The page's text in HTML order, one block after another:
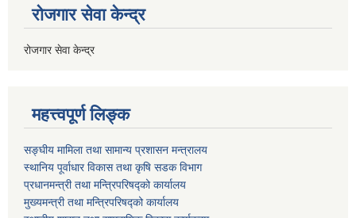
रोजगार सेवा केन्द्र
रोजगार सेवा केन्द्र
महत्त्वपूर्ण लिङ्क
सङ्घीय मामिला तथा सामान्य प्रशासन मन्त्रालय
स्थानिय पूर्वाधार विकास तथा कृषि सडक विभाग
प्रधानमन्त्री तथा मन्त्रिपरिषद्को कार्यालय
मुख्यमन्त्री तथा मन्त्रिपरिषद्को कार्यालय